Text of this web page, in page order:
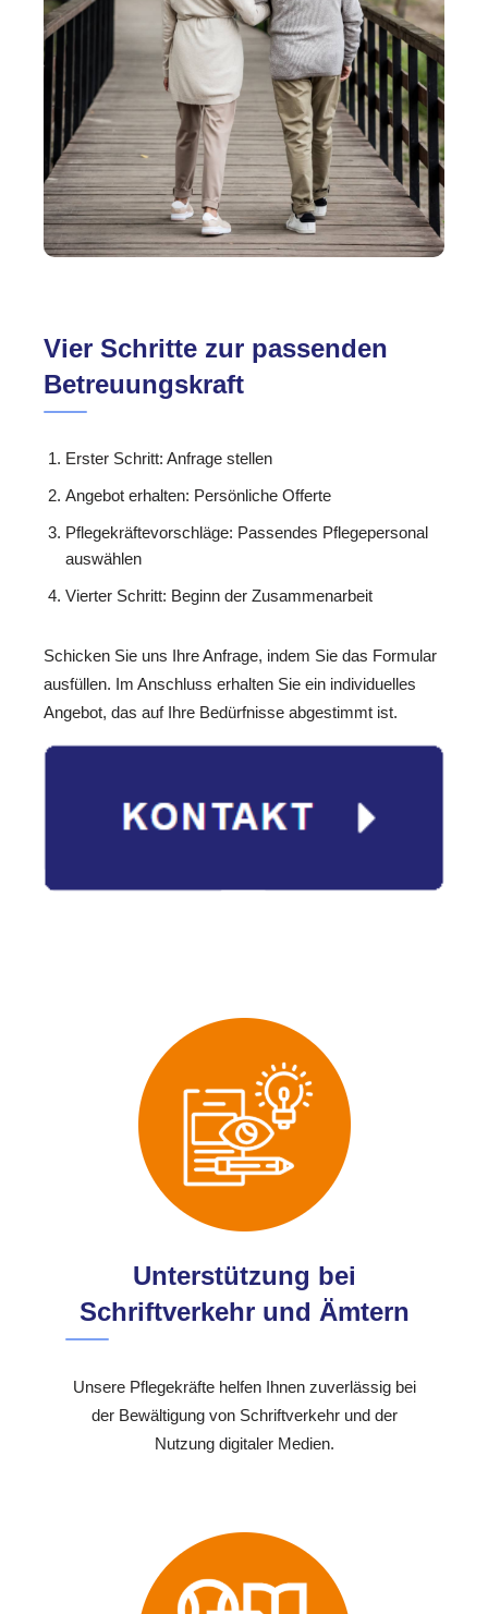
Vier Schritte zur passenden
Betreuungskraft
Erster Schritt: Anfrage stellen
Angebot erhalten: Persönliche Offerte
Pflegekräftevorschläge: Passendes Pflegepersonal
auswählen
Vierter Schritt: Beginn der Zusammenarbeit
Schicken Sie uns Ihre Anfrage, indem Sie das Formular
ausfüllen. Im Anschluss erhalten Sie ein individuelles
Angebot, das auf Ihre Bedürfnisse abgestimmt ist.
Unterstützung bei
Schriftverkehr und Ämtern
Unsere Pflegekräfte helfen Ihnen zuverlässig bei
der Bewältigung von Schriftverkehr und der
Nutzung digitaler Medien.